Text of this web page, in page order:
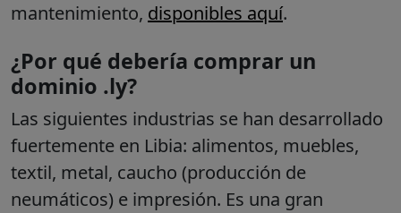
mantenimiento, disponibles aquí.
¿Por qué debería comprar un
dominio .ly?
Las siguientes industrias se han desarrollado
fuertemente en Libia: alimentos, muebles,
textil, metal, caucho (producción de
neumáticos) e impresión. Es una gran